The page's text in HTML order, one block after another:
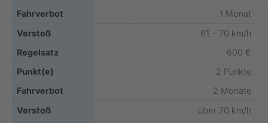
1 Monat
61 - 70 km/h
600 €
2 Punkte
2 Monate
über 70 km/h